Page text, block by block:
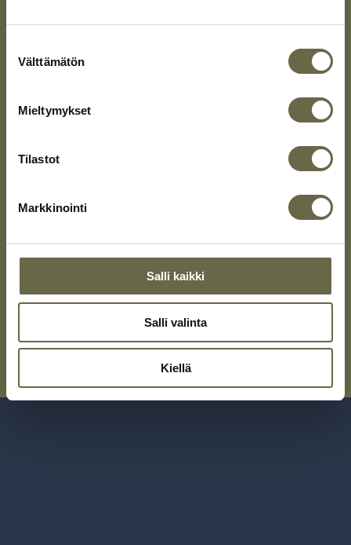
valinta
Välttämätön
Mieltymykset
Tilastot
Markkinointi
Salli kaikki
Salli valinta
Kiellä
Tampere
Loistava tuote ja huippuammattilaiset
1
of
1 / 60